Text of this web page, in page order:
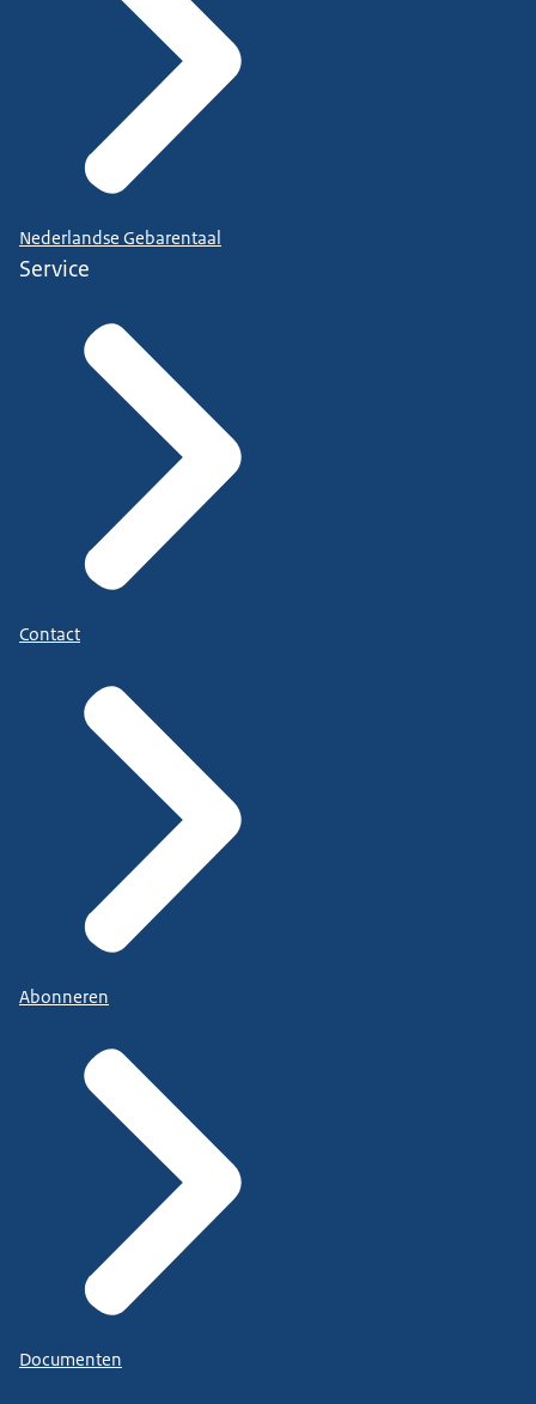
Nederlandse Gebarentaal
Service
Contact
Abonneren
Documenten